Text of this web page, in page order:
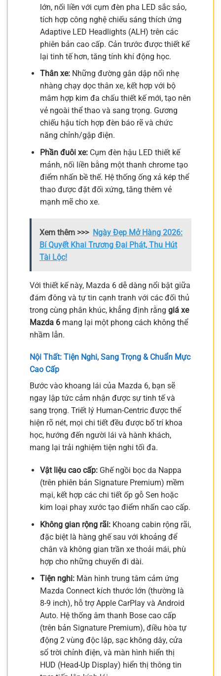
lớn, nối liền với cụm đèn pha LED sắc sảo,
tích hợp công nghệ chiếu sáng thích ứng
Adaptive LED Headlights (ALH) trên các
phiên bản cao cấp. Cản trước được thiết kế
lại tinh tế hơn, tăng tính khí động học.
Thân xe:Những đường gân dập nổi nhẹ
nhàng chạy dọc thân xe, kết hợp với bộ
mâm hợp kim đa chấu thiết kế mới, tạo nên
vẻ ngoài thể thao và sang trọng. Gương
chiếu hậu tích hợp đèn báo rẽ và chức
năng chỉnh/gập điện.
Phần đuôi xe:Cụm đèn hậu LED thiết kế
mảnh, nối liền bằng một thanh chrome tạo
điểm nhấn bề thế. Hệ thống ống xả kép thể
thao được đặt đối xứng, tăng thêm vẻ
mạnh mẽ cho xe.
Xem thêm >>> Ngày Đẹp Mở Hàng 2026:
Bí Quyết Khai Trương Đại Phát, Thu Hút
Tài Lộc!
Với thiết kế này, Mazda 6 dễ dàng nổi bật giữa
đám đông và tự tin cạnh tranh với các đối thủ
trong cùng phân khúc, khẳng định rằng giá xe
Mazda 6 mang lại một phong cách không thể
nhầm lẫn.
Nội Thất: Tiện Nghi, Sang Trọng & Chuẩn Mực
Cao Cấp
Bước vào khoang lái của Mazda 6, bạn sẽ
ngay lập tức cảm nhận được sự tinh tế và
sang trọng. Triết lý Human-Centric được thể
hiện rõ nét, mọi chi tiết đều được bố trí khoa
học, hướng đến người lái và hành khách,
mang lại trải nghiệm tiện nghi tối đa.
Vật liệu cao cấp:Ghế ngồi bọc da Nappa
(trên phiên bản Signature Premium) mềm
mại, kết hợp các chi tiết ốp gỗ Sen hoặc
kim loại phay xước tạo điểm nhấn cao cấp.
Không gian rộng rãi:Khoang cabin rộng rãi,
đặc biệt là hàng ghế sau với khoảng để
chân và không gian trần xe thoải mái, phù
hợp cho những chuyến đi dài.
Tiện nghi:Màn hình trung tâm cảm ứng
Mazda Connect kích thước lớn (thường là
8-9 inch), hỗ trợ Apple CarPlay và Android
Auto. Hệ thống âm thanh Bose cao cấp
(trên bản Signature Premium), điều hòa tự
động 2 vùng độc lập, sạc không dây, cửa
sổ trời chỉnh điện, và màn hình hiển thị
HUD (Head-Up Display) hiển thị thông tin